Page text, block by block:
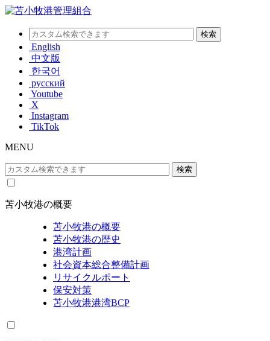
English
中文版
한국어
русский
Youtube
X
Instagram
TikTok
MENU
苫小牧港の概要
苫小牧港の概要
苫小牧港の歴史
港湾計画
社会資本総合整備計画
リサイクルポート
保安対策
苫小牧港港湾BCP